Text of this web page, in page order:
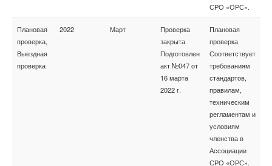
СРО «ОРС».
Плановая
проверка,
Выездная
проверка
2022 Март
Проверка
закрыта
Подготовлен
акт №047 от
16 марта
2022 г.
Плановая
проверка
Соответствует
требованиям
стандартов,
правилам,
техническим
регламентам и
условиям
членства в
Ассоциации
СРО «ОРС».